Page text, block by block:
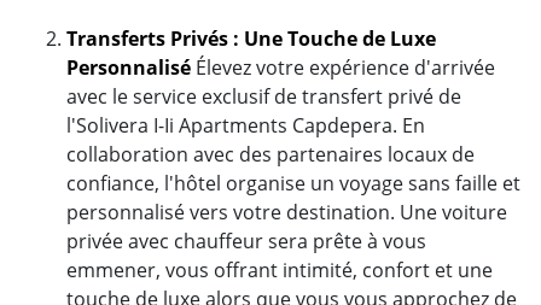
Transferts Privés : Une Touche de Luxe
Personnalisé Élevez votre expérience d'arrivée
avec le service exclusif de transfert privé de
l'Solivera I-Ii Apartments Capdepera. En
collaboration avec des partenaires locaux de
confiance, l'hôtel organise un voyage sans faille et
personnalisé vers votre destination. Une voiture
privée avec chauffeur sera prête à vous
emmener, vous offrant intimité, confort et une
touche de luxe alors que vous vous approchez de